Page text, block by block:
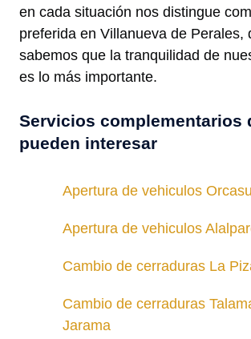
en cada situación nos distingue
preferida en Villanueva de Perales,
sabemos que la tranquilidad de
es lo más importante.
Servicios complementarios
pueden interesar
Apertura de vehiculos
Apertura de vehiculos
Cambio de cerraduras La
Cambio de cerraduras
Jarama